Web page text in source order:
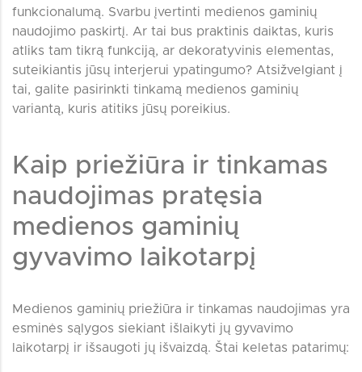
funkcionalumą. Svarbu įvertinti medienos gaminių
naudojimo paskirtį. Ar tai bus praktinis daiktas, kuris
atliks tam tikrą funkciją, ar dekoratyvinis elementas,
suteikiantis jūsų interjerui ypatingumo? Atsižvelgiant į
tai, galite pasirinkti tinkamą medienos gaminių
variantą, kuris atitiks jūsų poreikius.
Kaip priežiūra ir tinkamas
naudojimas pratęsia
medienos gaminių
gyvavimo laikotarpį
Medienos gaminių priežiūra ir tinkamas naudojimas yra
esminės sąlygos siekiant išlaikyti jų gyvavimo
laikotarpį ir išsaugoti jų išvaizdą. Štai keletas patarimų: